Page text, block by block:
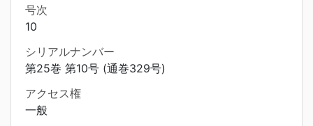
号次
10
シリアルナンバー
第25巻 第10号 (通巻329号)
アクセス権
一般